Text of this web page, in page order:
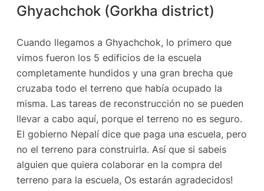
Ghyachchok (Gorkha district)
Cuando llegamos a Ghyachchok, lo primero que
vimos fueron los 5 edificios de la escuela
completamente hundidos y una gran brecha que
cruzaba todo el terreno que había ocupado la
misma. Las tareas de reconstrucción no se pueden
llevar a cabo aquí, porque el terreno no es seguro.
El gobierno Nepalí dice que paga una escuela, pero
no el terreno para construirla. Así que si sabeis
alguien que quiera colaborar en la compra del
terreno para la escuela, Os estarán agradecidos!